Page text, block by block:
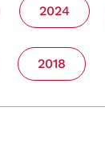
2024
2018